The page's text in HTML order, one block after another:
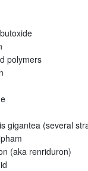
polymers
gigantea (several
(aka renriduron)